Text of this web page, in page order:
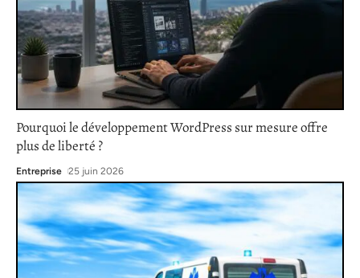
Pourquoi le développement WordPress sur mesure offre
plus de liberté ?
Entreprise 25 juin 2026